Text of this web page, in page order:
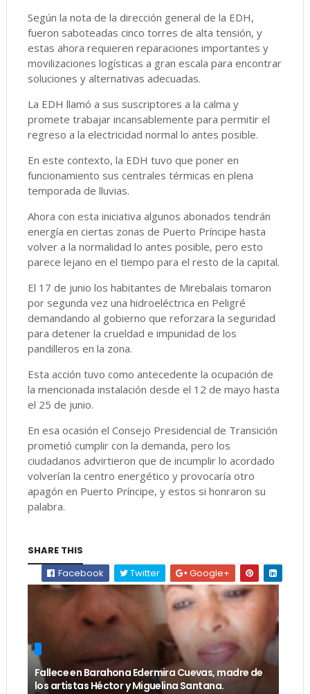
Según la nota de la dirección general de la EDH,
fueron saboteadas cinco torres de alta tensión, y
estas ahora requieren reparaciones importantes y
movilizaciones logísticas a gran escala para encontrar
soluciones y alternativas adecuadas.
La EDH llamó a sus suscriptores a la calma y
promete trabajar incansablemente para permitir el
regreso a la electricidad normal lo antes posible.
En este contexto, la EDH tuvo que poner en
funcionamiento sus centrales térmicas en plena
temporada de lluvias.
Ahora con esta iniciativa algunos abonados tendrán
energía en ciertas zonas de Puerto Príncipe hasta
volver a la normalidad lo antes posible, pero esto
parece lejano en el tiempo para el resto de la capital.
El 17 de junio los habitantes de Mirebalais tomaron
por segunda vez una hidroeléctrica en Peligré
demandando al gobierno que reforzara la seguridad
para detener la crueldad e impunidad de los
pandilleros en la zona.
Esta acción tuvo como antecedente la ocupación de
la mencionada instalación desde el 12 de mayo hasta
el 25 de junio.
En esa ocasión el Consejo Presidencial de Transición
prometió cumplir con la demanda, pero los
ciudadanos advirtieron que de incumplir lo acordado
volverían la centro energético y provocaría otro
apagón en Puerto Príncipe, y estos si honraron su
palabra.
SHARE THIS
Facebook
Twitter Google+
Fallece en Barahona Edermira Cuevas, madre de
los artistas Héctor y Miguelina Santana.